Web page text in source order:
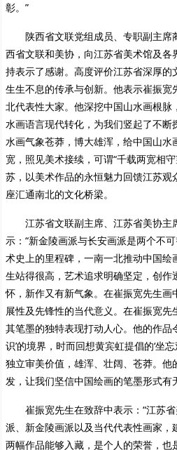
彰。”
陕西省文联党组成员、专职副主
西省文联和美协，向江苏省美术馆及各
持表示了感谢。高度评价江苏省深厚的
生生不息的传承与创新。他表示崔振
北代表性大家。他深挖中国山水画根脉
水画语言现代转化，为我们竖起了不断
水画气象苍莽，博大雄浑，给中国山
宽，照见美术接续，可谓“千载两宽相
苏，以美术作品的永恒魅力回馈江苏
座汇通南北的文化桥梁。
江苏省文联副主席、江苏省美协主
示：“新金陵画派与长安画派是两个不
术史上的里程碑，一南一北推动中国
生站得很高，艺术追求明确坚定，创作
怀，新作又有新气象。在崔振宽先生画
展性及先锋性的当代意义。在崔振宽先
其笔墨的独特表现打动人心。他的作品
识’的境界，时而回想黄宾虹提倡的‘坐
独立审美价值，雄浑、壮阔、苍莽。他
发，让我们坚信中国绘画的笔墨形式有
崔振宽先生在致辞中表示：“江苏
派、新金陵画派以及当代代表性画家，
两幅作品能够入藏，是个人的荣誉，也